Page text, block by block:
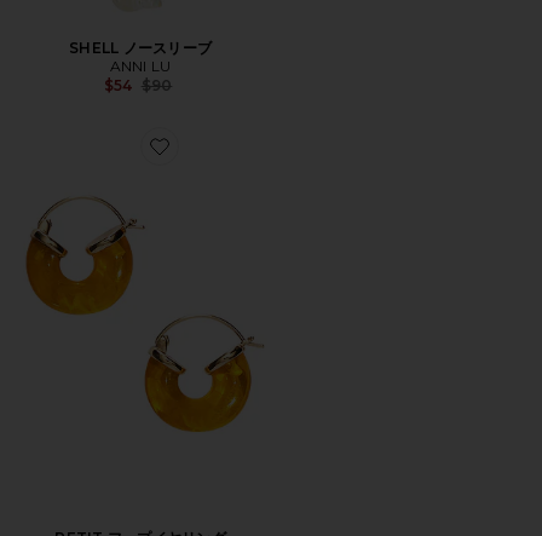
SHELL ノースリーブ
ANNI LU
$54 Previous price:
$90
Favorite PETIT フープイヤリング